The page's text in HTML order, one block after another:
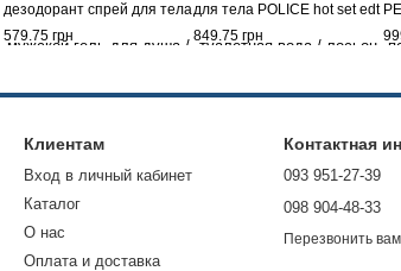
дезодорант спрей для тела
DUCATI 1926 set shower gel
200 ml + deo spr 150 ml
579.75 грн
для тела POLICE hot set edt
ml 100 + body lotion ml 150
849.75 грн
Клиентам
Вход в личный кабинет
Каталог
О нас
Оплата и доставка
Контактная
093 951-27-39
098 904-48-33
Перезвонить